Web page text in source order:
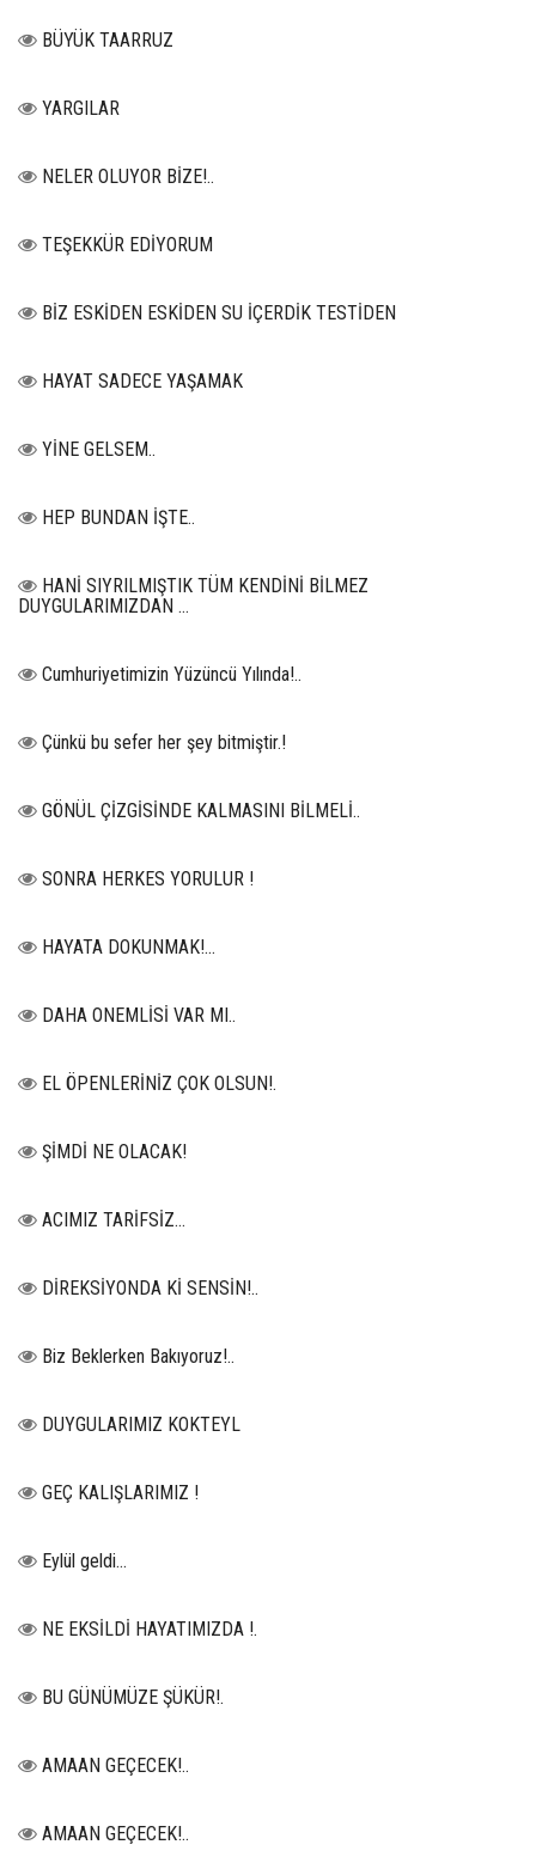
BÜYÜK TAARRUZ
YARGILAR
NELER OLUYOR BİZE!..
TEŞEKKÜR EDİYORUM
BİZ ESKİDEN ESKİDEN SU İÇERDİK TESTİDEN
HAYAT SADECE YAŞAMAK
YİNE GELSEM..
HEP BUNDAN İŞTE..
HANİ SIYRILMIŞTIK TÜM KENDİNİ BİLMEZ
DUYGULARIMIZDAN …
Cumhuriyetimizin Yüzüncü Yılında!..
Çünkü bu sefer her şey bitmiştir.!
GÖNÜL ÇİZGİSİNDE KALMASINI BİLMELİ..
SONRA HERKES YORULUR !
HAYATA DOKUNMAK!...
DAHA ONEMLİSİ VAR MI..
EL ÖPENLERİNİZ ÇOK OLSUN!.
ŞİMDİ NE OLACAK!
ACIMIZ TARİFSİZ…
DİREKSİYONDA Kİ SENSİN!..
Biz Beklerken Bakıyoruz!..
DUYGULARIMIZ KOKTEYL
GEÇ KALIŞLARIMIZ !
Eylül geldi…
NE EKSİLDİ HAYATIMIZDA !.
BU GÜNÜMÜZE ŞÜKÜR!.
AMAAN GEÇECEK!..
AMAAN GEÇECEK!..